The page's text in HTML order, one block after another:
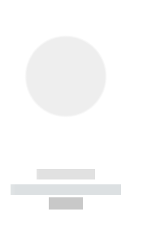
------------
----------- -----------